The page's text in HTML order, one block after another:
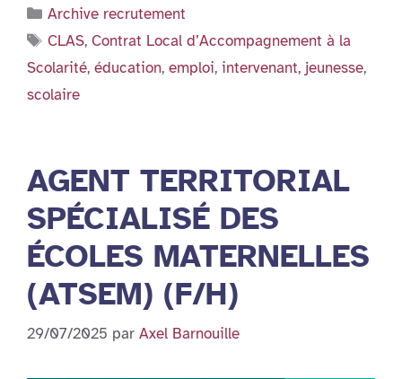
Catégories
Archive recrutement
Étiquettes
CLAS, Contrat Local d’Accompagnement à la
Scolarité, éducation, emploi, intervenant, jeunesse,
scolaire
AGENT TERRITORIAL
SPÉCIALISÉ DES
ÉCOLES MATERNELLES
(ATSEM) (F/H)
29/07/2025 par Axel Barnouille